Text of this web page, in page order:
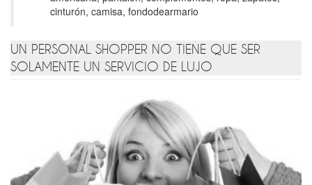
cinturón, camisa, fondodearmario
UN PERSONAL SHOPPER NO TIENE QUE SER
SOLAMENTE UN SERVICIO DE LUJO